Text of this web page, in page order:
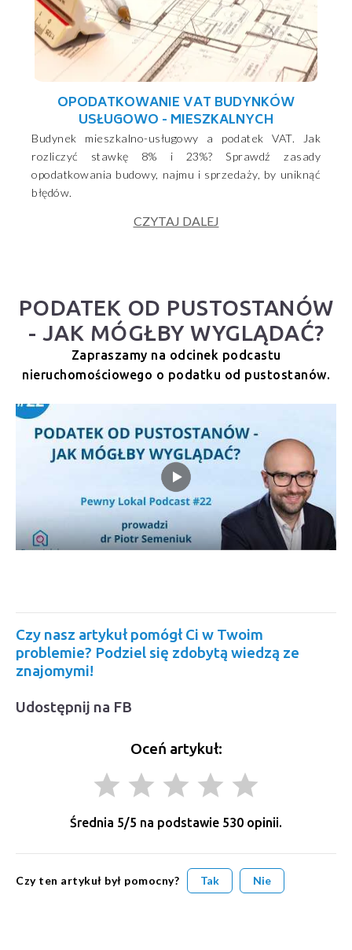
OPODATKOWANIE VAT BUDYNKÓW
USŁUGOWO - MIESZKALNYCH
Budynek mieszkalno-usługowy a podatek VAT. Jak
rozliczyć stawkę 8% i 23%? Sprawdź zasady
opodatkowania budowy, najmu i sprzedaży, by uniknąć
błędów.
CZYTAJ DALEJ
PODATEK OD PUSTOSTANÓW
- JAK MÓGŁBY WYGLĄDAĆ?
Zapraszamy na odcinek podcastu
nieruchomościowego o podatku od pustostanów.
Czy nasz artykuł pomógł Ci w Twoim
problemie? Podziel się zdobytą wiedzą ze
znajomymi!
Udostępnij na FB
Oceń artykuł:
grade grade grade grade grade
Średnia 5/5 na podstawie 530 opinii.
Czy ten artykuł był pomocny? Tak Nie